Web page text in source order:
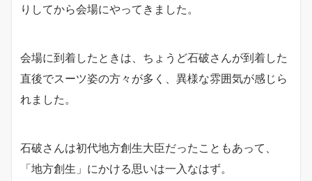
りしてから会場にやってきました。
会場に到着したときは、ちょうど石破さんが到着した
直後でスーツ姿の方々が多く、異様な雰囲気が感じら
れました。
石破さんは初代地方創生大臣だったこともあって、
「地方創生」にかける思いは一入なはず。